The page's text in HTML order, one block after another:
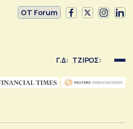
OT Forum
Γ.Δ: ΤΖΙΡΟΣ: